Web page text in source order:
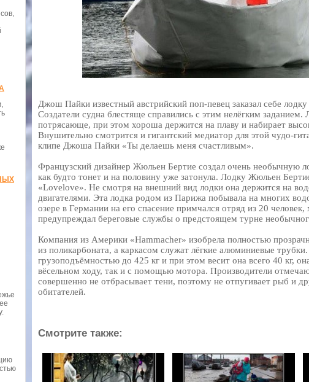
Джош Пайки известный австрийский поп-певец заказал себе
Создатели судна блестяще справились с этим нелёгким заданием.
потрясающе, при этом хороша держится на плаву и набирает
Внушительно смотрится и гигантский медиатор для этой чудо-
клипе Джоша Пайки «Ты делаешь меня счастливым».
Французский дизайнер Жюльен Бертие создал очень необычную
как будто тонет и на половину уже затонула. Лодку Жюльен
«Lovelove». Не смотря на внешний вид лодки она держится на
двигателями. Эта лодка родом из Парижа побывала на многих
озере в Германии на его спасение примчался отряд из 20
предупреждал береговые службы о предстоящем турне
Компания из Америки «Hammacher» изобрела полностью
из поликарбоната, а каркасом служат лёгкие алюминиевые
грузоподъёмностью до 425 кг и при этом весит она всего 40 кг,
вёсельном ходу, так и с помощью мотора. Производители
совершенно не отбрасывает тени, поэтому не отпугивает рыб и
обитателей.
Смотрите также: